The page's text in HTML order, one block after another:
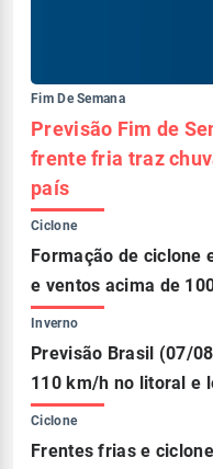
Fim De Semana
Previsão Fim de
frente fria traz
país
Ciclone
Formação de ciclone
e ventos acima de
Inverno
Previsão Brasil (07/
110 km/h no litoral e
Ciclone
Frentes frias e